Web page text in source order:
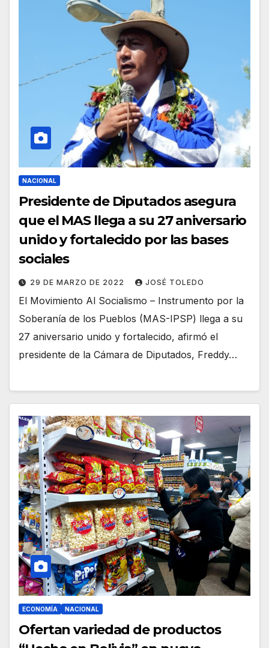
NACIONAL
Presidente de Diputados asegura
que el MAS llega a su 27 aniversario
unido y fortalecido por las bases
sociales
29 DE MARZO DE 2022 JOSÉ TOLEDO
El Movimiento Al Socialismo – Instrumento por la
Soberanía de los Pueblos (MAS-IPSP) llega a su
27 aniversario unido y fortalecido, afirmó el
presidente de la Cámara de Diputados, Freddy…
ECONOMÍA NACIONAL
Ofertan variedad de productos